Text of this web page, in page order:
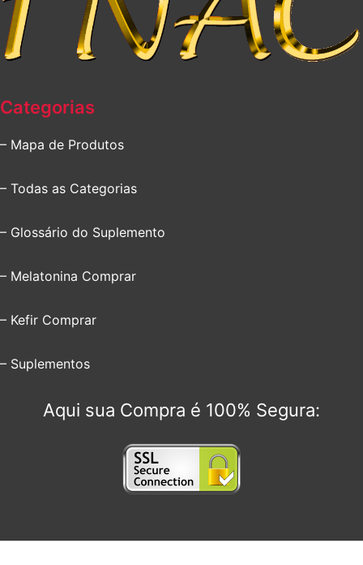
Categorias
– Mapa de Produtos
– Todas as Categorias
– Glossário do Suplemento
– Melatonina Comprar
– Kefir Comprar
– Suplementos
Aqui sua Compra é 100% Segura: